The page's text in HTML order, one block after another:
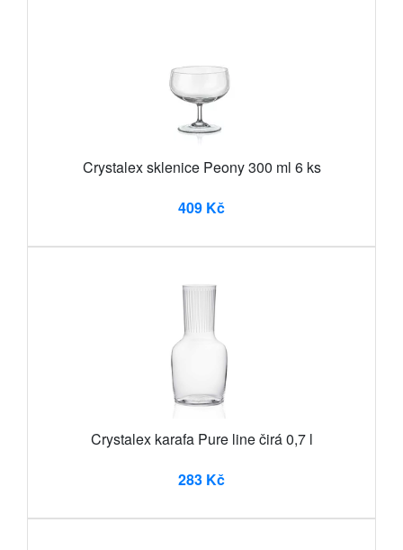
Crystalex sklenice Peony 300 ml 6 ks
409 Kč
Crystalex karafa Pure line čirá 0,7 l
283 Kč